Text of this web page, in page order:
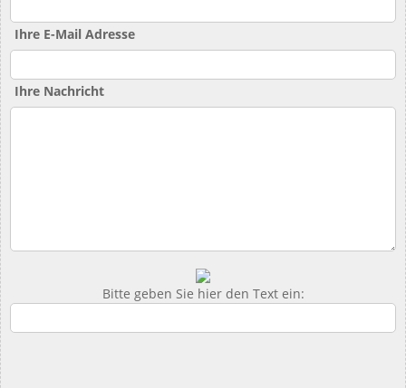
Ihre E-Mail Adresse
Ihre Nachricht
Bitte geben Sie hier den Text ein: